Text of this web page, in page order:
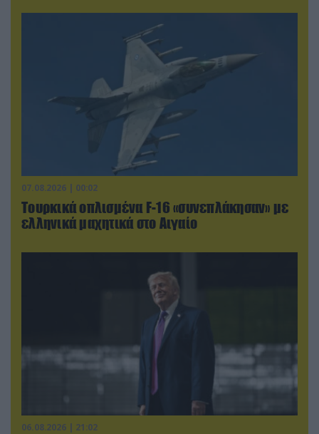
07.08.2026 | 00:02
Τουρκικά οπλισμένα F-16 «συνεπλάκησαν» με
ελληνικά μαχητικά στο Αιγαίο
06.08.2026 | 21:02